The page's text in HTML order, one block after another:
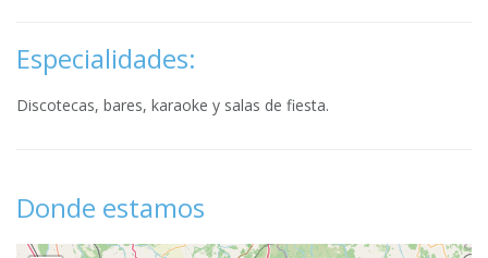
Especialidades:
Discotecas, bares, karaoke y salas de fiesta.
Donde estamos